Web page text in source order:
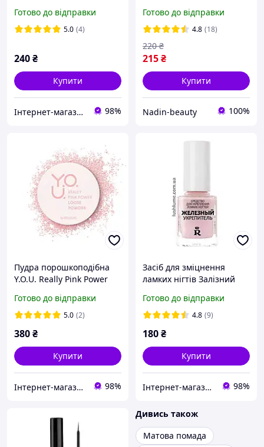
Готово до відправки
5.0 (4)
240₴
Купити
Інтернет-магазин косметики "Lushlume" 98%
Чорна
Готово до відправки
4.8 (18)
215₴
220 ₴
Купити
Nadin-beauty 100%
Пудра порошкоподібна
Y.O.U. Really Pink Power
Готово до відправки
5.0 (2)
380₴
Купити
Інтернет-магазин косметики "Lushlume" 98%
Засіб для зміцнення
ламких нігтів Залізний
Готово до відправки
4.8 (9)
180₴
Купити
Інтернет-магазин косметики "Lushlume" 98%
Дивись також
Матова помада